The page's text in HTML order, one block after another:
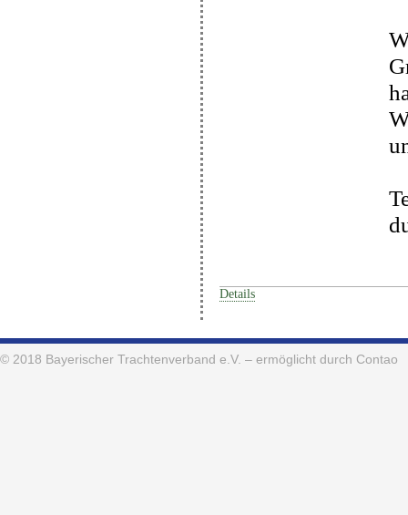
Details
© 2018 Bayerischer Trachtenverband e.V. – ermöglicht durch Contao